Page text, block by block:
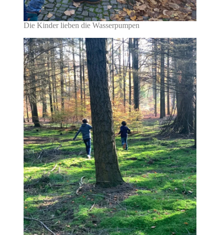
Die Kinder lieben die Wasserpumpen